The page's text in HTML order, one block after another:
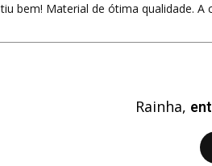
bem! Material de ótima qualidade. A
Rainha,